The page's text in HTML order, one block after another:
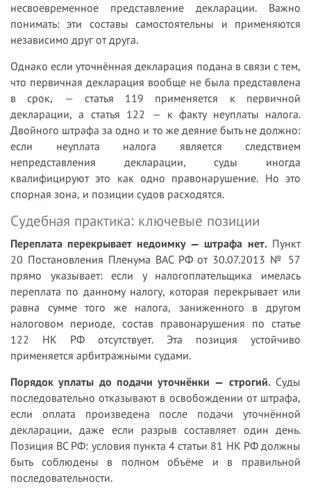
несвоевременное представление декларации. Важно
понимать: эти составы самостоятельны и применяются
независимо друг от друга.
Однако если уточнённая декларация подана в связи с тем,
что первичная декларация вообще не была представлена
в срок, — статья 119 применяется к первичной
декларации, а статья 122 — к факту неуплаты налога.
Двойного штрафа за одно и то же деяние быть не должно:
если неуплата налога является следствием
непредставления декларации, суды иногда
квалифицируют это как одно правонарушение. Но это
спорная зона, и позиции судов расходятся.
Судебная практика: ключевые позиции
Переплата перекрывает недоимку — штрафа нет. Пункт
20 Постановления Пленума ВАС РФ от 30.07.2013 № 57
прямо указывает: если у налогоплательщика имелась
переплата по данному налогу, которая перекрывает или
равна сумме того же налога, заниженного в другом
налоговом периоде, состав правонарушения по статье
122 НК РФ отсутствует. Эта позиция устойчиво
применяется арбитражными судами.
Порядок уплаты до подачи уточнёнки — строгий. Суды
последовательно отказывают в освобождении от штрафа,
если оплата произведена после подачи уточнённой
декларации, даже если разрыв составляет один день.
Позиция ВС РФ: условия пункта 4 статьи 81 НК РФ должны
быть соблюдены в полном объёме и в правильной
последовательности.